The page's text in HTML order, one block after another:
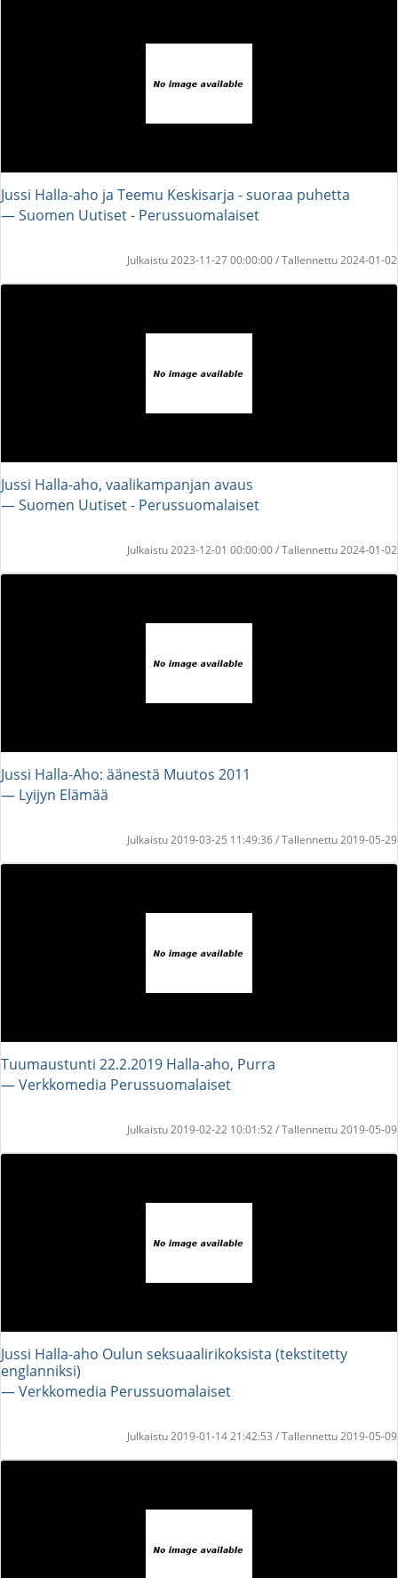
Jussi Halla-aho ja Teemu Keskisarja - suoraa puhetta
― Suomen Uutiset - Perussuomalaiset
Julkaistu 2023-11-27 00:00:00 / Tallennettu 2024-01-02
Jussi Halla-aho, vaalikampanjan avaus
― Suomen Uutiset - Perussuomalaiset
Julkaistu 2023-12-01 00:00:00 / Tallennettu 2024-01-02
Jussi Halla-Aho: äänestä Muutos 2011
― Lyijyn Elämää
Julkaistu 2019-03-25 11:49:36 / Tallennettu 2019-05-29
Tuumaustunti 22.2.2019 Halla-aho, Purra
― Verkkomedia Perussuomalaiset
Julkaistu 2019-02-22 10:01:52 / Tallennettu 2019-05-09
Jussi Halla-aho Oulun seksuaalirikoksista (tekstitetty
englanniksi)
― Verkkomedia Perussuomalaiset
Julkaistu 2019-01-14 21:42:53 / Tallennettu 2019-05-09